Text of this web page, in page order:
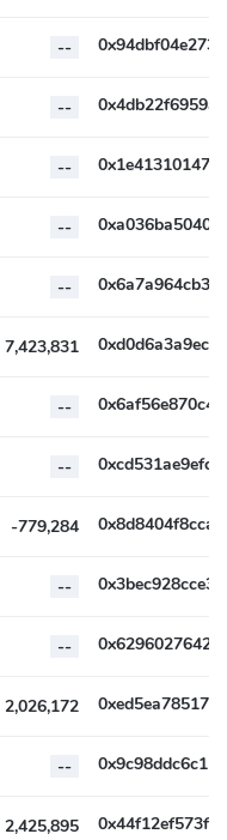
--
--
--
--
--
7,423,831
--
--
-779,284
--
--
2,026,172
--
2,425,895